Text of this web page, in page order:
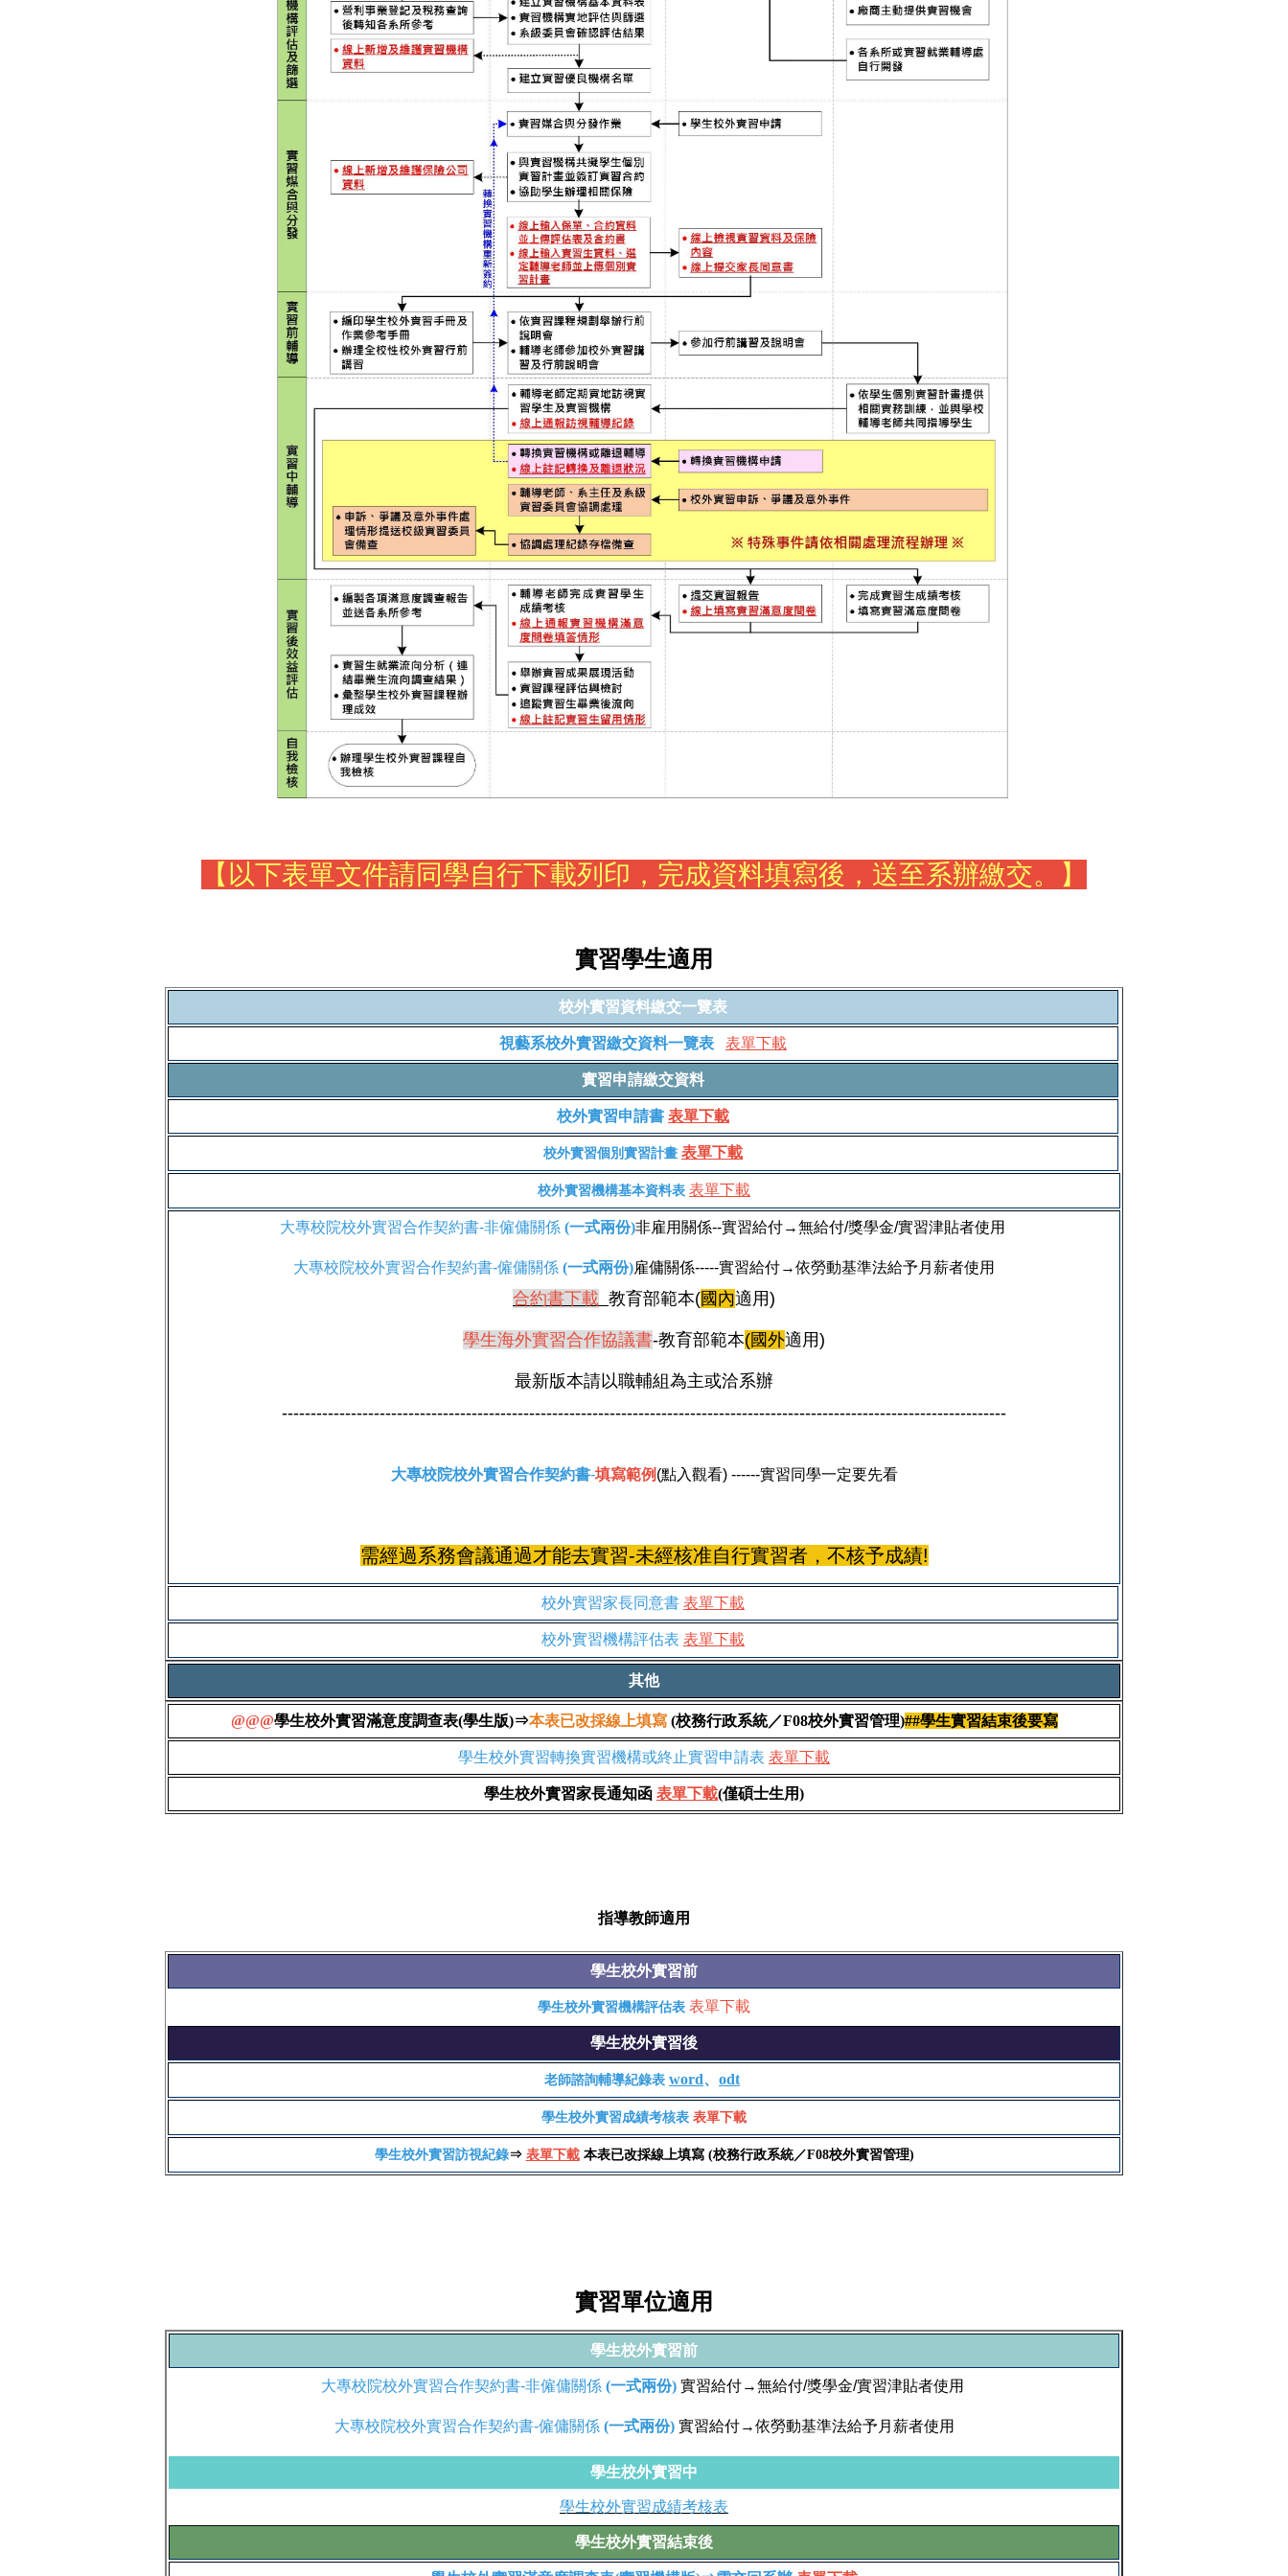
【以下表單文件請同學自行下載列印，完成資料填寫後，送至系辦繳交。】
實習學生適用
校外實習資料繳交一覽表
視藝系校外實習繳交資料一覽表 表單下載
實習申請繳交資料
校外實習申請書 表單下載
校外實習個別實習計畫 表單下載
校外實習機構基本資料表 表單下載
大專校院校外實習合作契約書-非僱傭關係 (一式兩份)非雇用關係--實習給付→無給付/獎學金/實習津貼者使用
大專校院校外實習合作契約書-僱傭關係 (一式兩份)雇傭關係-----實習給付→依勞動基準法給予月薪者使用
合約書下載 教育部範本(國內適用)
學生海外實習合作協議書-教育部範本(國外適用)
最新版本請以職輔組為主或洽系辦
------------------------------------------------------------------------------------------------------------------------------
大專校院校外實習合作契約書-填寫範例 (點入觀看) ------實習同學一定要先看
需經過系務會議通過才能去實習-未經核准自行實習者，不核予成績!
校外實習家長同意書 表單下載
校外實習機構評估表 表單下載
其他
@@@學生校外實習滿意度調查表(學生版)⇒本表已改採線上填寫(校務行政系統／F08校外實習管理)##學生實習結束後要寫
學生校外實習轉換實習機構或終止實習申請表 表單下載
學生校外實習家長通知函 表單下載(僅碩士生用)
指導教師適用
學生校外實習前
學生校外實習機構評估表 表單下載
學生校外實習後
老師諮詢輔導紀錄表 word、 odt
學生校外實習成績考核表 表單下載
學生校外實習訪視紀錄⇒ 表單下載本表已改採線上填寫 (校務行政系統／F08校外實習管理)
實習單位適用
學生校外實習前
大專校院校外實習合作契約書-非僱傭關係 (一式兩份)實習給付→無給付/獎學金/實習津貼者使用
大專校院校外實習合作契約書-僱傭關係 (一式兩份)實習給付→依勞動基準法給予月薪者使用
學生校外實習中
學生校外實習成績考核表
學生校外實習結束後